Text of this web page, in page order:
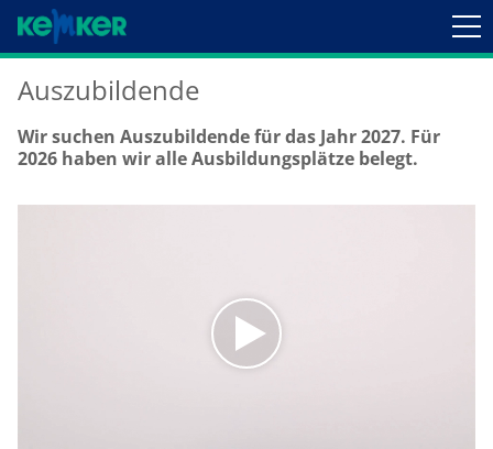
Auszubildende
Wir suchen Auszubildende für das Jahr 2027. Für
2026 haben wir alle Ausbildungsplätze belegt.